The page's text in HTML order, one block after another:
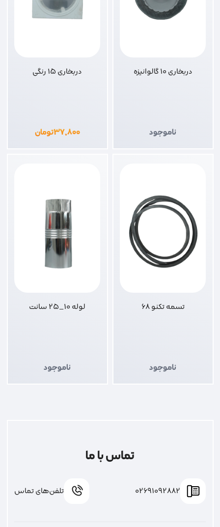
دربخاری 10 گالوانیزه
ناموجود
دربخاری 15 رنگی
۳۷,۸۰۰تومان
تسمه تکنو 68
ناموجود
لوله 10_25 سانت
ناموجود
تماس با ما
02691092882 تلفن‌های تماس